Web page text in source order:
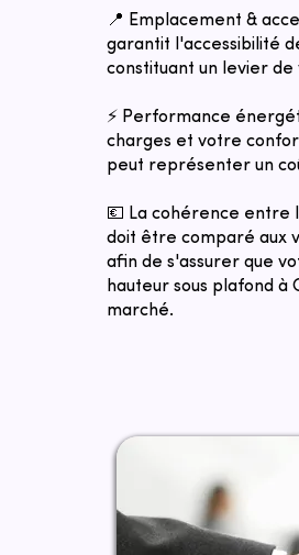
📍 Emplacement &
garantit l'accessibilité
constituant un levier
⚡ Performance
charges et votre
peut représenter un
💶 La cohérence
doit être comparé aux
afin de s'assurer que
hauteur sous plafond à
marché.